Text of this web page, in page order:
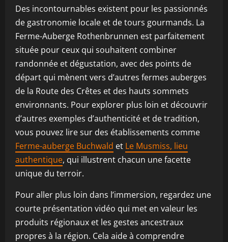
Des incontournables existent pour les passionnés
de gastronomie locale et de tours gourmands. La
Ferme-Auberge Rothenbrunnen est parfaitement
située pour ceux qui souhaitent combiner
randonnée et dégustation, avec des points de
départ qui mènent vers d’autres fermes auberges
de la Route des Crêtes et des hauts sommets
environnants. Pour explorer plus loin et découvrir
d’autres exemples d’authenticité et de tradition,
vous pouvez lire sur des établissements comme
Ferme-auberge Buchwald et Le Musmiss, lieu
authentique, qui illustrent chacun une facette
unique du terroir.
Pour aller plus loin dans l’immersion, regardez une
courte présentation vidéo qui met en valeur les
produits régionaux et les gestes ancestraux
propres à la région. Cela aide à comprendre